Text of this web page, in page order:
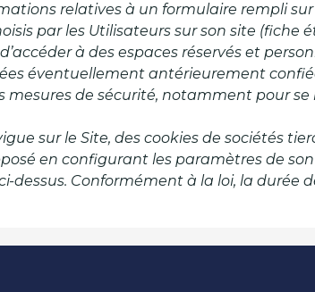
relatives à un formulaire rempli
par les Utilisateurs sur son site (fiche
à des espaces réservés et
éventuellement antérieurement
mesures de sécurité, notamment pour
sur le Site, des cookies de sociétés
en configurant les paramètres de
dessus. Conformément à la loi, la durée